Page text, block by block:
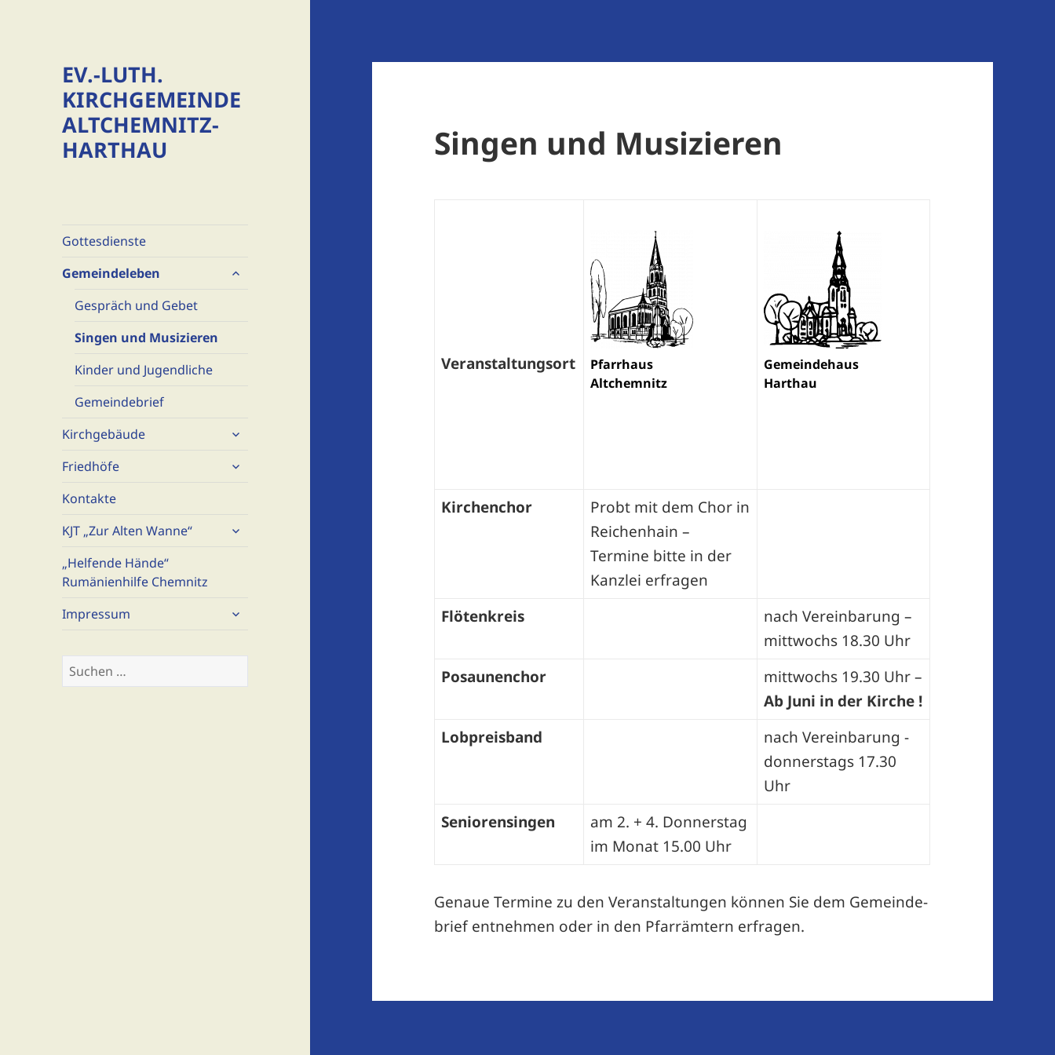
EV.-LUTH.
KIRCHGEMEINDE
ALTCHEMNITZ-
HARTHAU
Gottesdienste
Gemeindeleben
untermenü
Gespräch und Gebet
Singen und Musizieren
Kinder und Jugendliche
Gemeindebrief
Kirchgebäude
untermenü
Friedhöfe
untermenü
Kontakte
KJT „Zur Alten Wanne“
untermenü
„Helfende Hände“
Rumänienhilfe Chemnitz
Impressum
untermenü
Suchen
nach:
Singen und Musizieren
Veranstaltungsort
Pfarrhaus
Altchemnitz
Gemeindehaus
Harthau
Kirchenchor
Probt mit dem Chor in
Reichenhain –
Termine bitte in der
Kanzlei erfragen
Flötenkreis
nach Vereinbarung –
mittwochs 18.30 Uhr
Posaunenchor
mittwochs 19.30 Uhr –
Ab Juni in der Kirche !
Lobpreisband
nach Vereinbarung -
donnerstags 17.30
Uhr
Seniorensingen
am 2. + 4. Donnerstag
im Monat 15.00 Uhr
Genaue Termine zu den Veranstaltungen können Sie dem ­Gemeinde­
brief entnehmen oder in den Pfarrämtern erfragen.